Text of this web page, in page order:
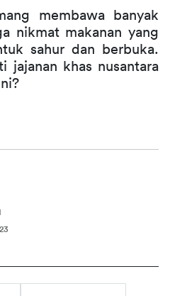
membawa banyak
nikmat makanan yang
sahur dan berbuka.
jajanan khas nusantara